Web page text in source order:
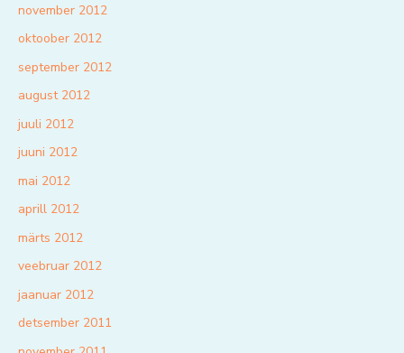
november 2012
oktoober 2012
september 2012
august 2012
juuli 2012
juuni 2012
mai 2012
aprill 2012
märts 2012
veebruar 2012
jaanuar 2012
detsember 2011